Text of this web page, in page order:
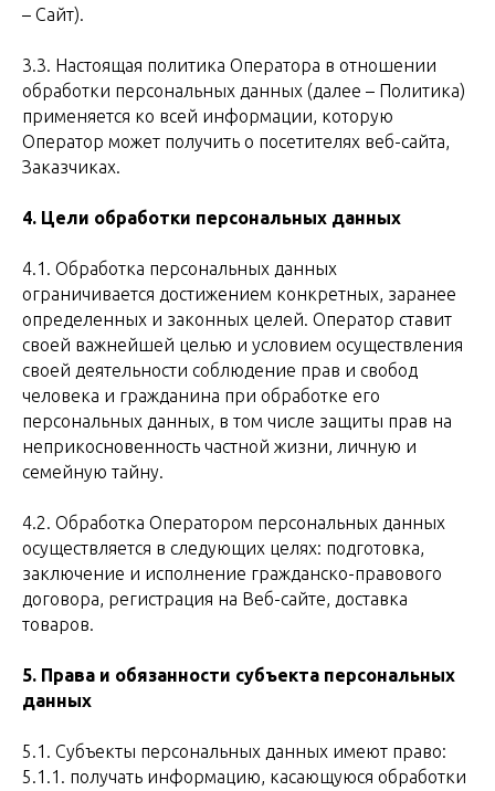
– Сайт).
3.3. Настоящая политика Оператора в отношении
обработки персональных данных (далее – Политика)
применяется ко всей информации, которую
Оператор может получить о посетителях веб-сайта,
Заказчиках.
4. Цели обработки персональных данных
4.1. Обработка персональных данных
ограничивается достижением конкретных, заранее
определенных и законных целей. Оператор ставит
своей важнейшей целью и условием осуществления
своей деятельности соблюдение прав и свобод
человека и гражданина при обработке его
персональных данных, в том числе защиты прав на
неприкосновенность частной жизни, личную и
семейную тайну.
4.2. Обработка Оператором персональных данных
осуществляется в следующих целях: подготовка,
заключение и исполнение гражданско-правового
договора, регистрация на Веб-сайте, доставка
товаров.
5. Права и обязанности субъекта персональных
данных
5.1. Субъекты персональных данных имеют право:
5.1.1. получать информацию, касающуюся обработки